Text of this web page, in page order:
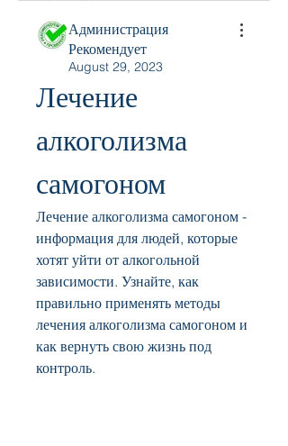
Администрация
Рекомендует
August 29, 2023
Лечение
алкоголизма
самогоном
Лечение алкоголизма самогоном -
информация для людей, которые
хотят уйти от алкогольной
зависимости. Узнайте, как
правильно применять методы
лечения алкоголизма самогоном и
как вернуть свою жизнь под
контроль.